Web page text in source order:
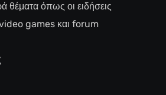
όπως οι ειδήσεις
games και forum